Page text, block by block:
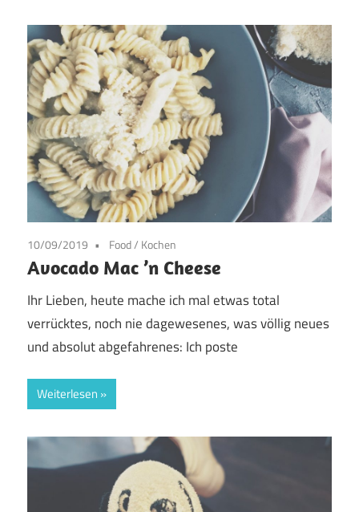
10/09/2019 Food/ Kochen
Avocado Mac ’n Cheese
Ihr Lieben, heute mache ich mal etwas total
verrücktes, noch nie dagewesenes, was völlig neues
und absolut abgefahrenes: Ich poste
Weiterlesen